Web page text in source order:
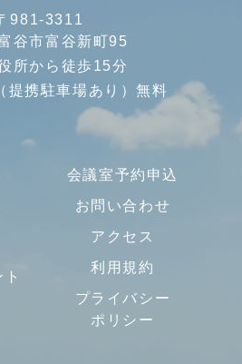
981-3311
谷市富谷新町95
所から徒歩15分
提携駐車場あり）無料
会議室予約申込
お問い合わせ
アクセス
利用規約
プライバシー
ポリシー